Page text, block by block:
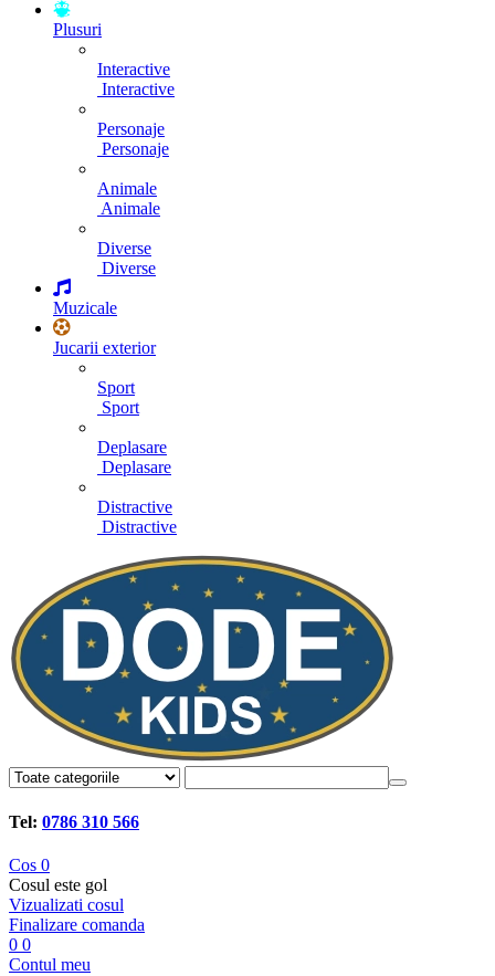
Plusuri
Interactive
Interactive
Personaje
Personaje
Animale
Animale
Diverse
Diverse
Muzicale
Jucarii exterior
Sport
Sport
Deplasare
Deplasare
Distractive
Distractive
Tel: 0786 310 566
Cos 0
Cosul este gol
Vizualizati cosul
Finalizare comanda
0 0
Contul meu